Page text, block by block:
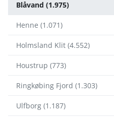
Blåvand (1.975)
Henne (1.071)
Holmsland Klit (4.552)
Houstrup (773)
Ringkøbing Fjord (1.303)
Ulfborg (1.187)